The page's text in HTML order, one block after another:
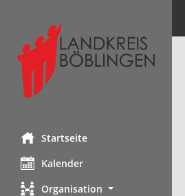
Startseite
Kalender
Organisation